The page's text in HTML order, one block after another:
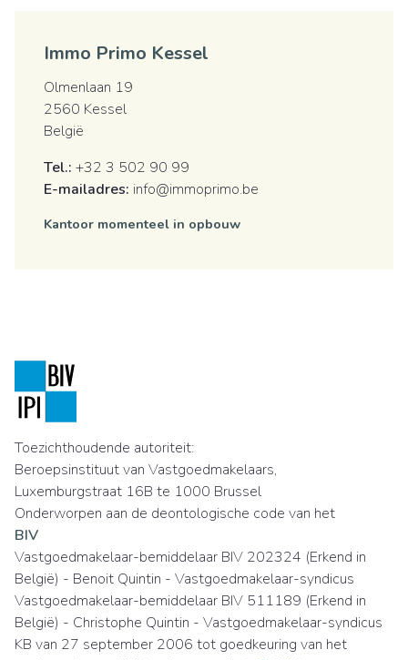
Immo Primo Kessel
Olmenlaan 19
2560 Kessel
België
Tel.: +32 3 502 90 99
E-mailadres: info@immoprimo.be
Kantoor momenteel in opbouw
Toezichthoudende autoriteit:
Beroepsinstituut van Vastgoedmakelaars,
Luxemburgstraat 16B te 1000 Brussel
Onderworpen aan de deontologische code van het
BIV
Vastgoedmakelaar-bemiddelaar BIV 202324 (Erkend in
België) - Benoit Quintin - Vastgoedmakelaar-syndicus
Vastgoedmakelaar-bemiddelaar BIV 511189 (Erkend in
België) - Christophe Quintin - Vastgoedmakelaar-syndicus
KB van 27 september 2006 tot goedkeuring van het